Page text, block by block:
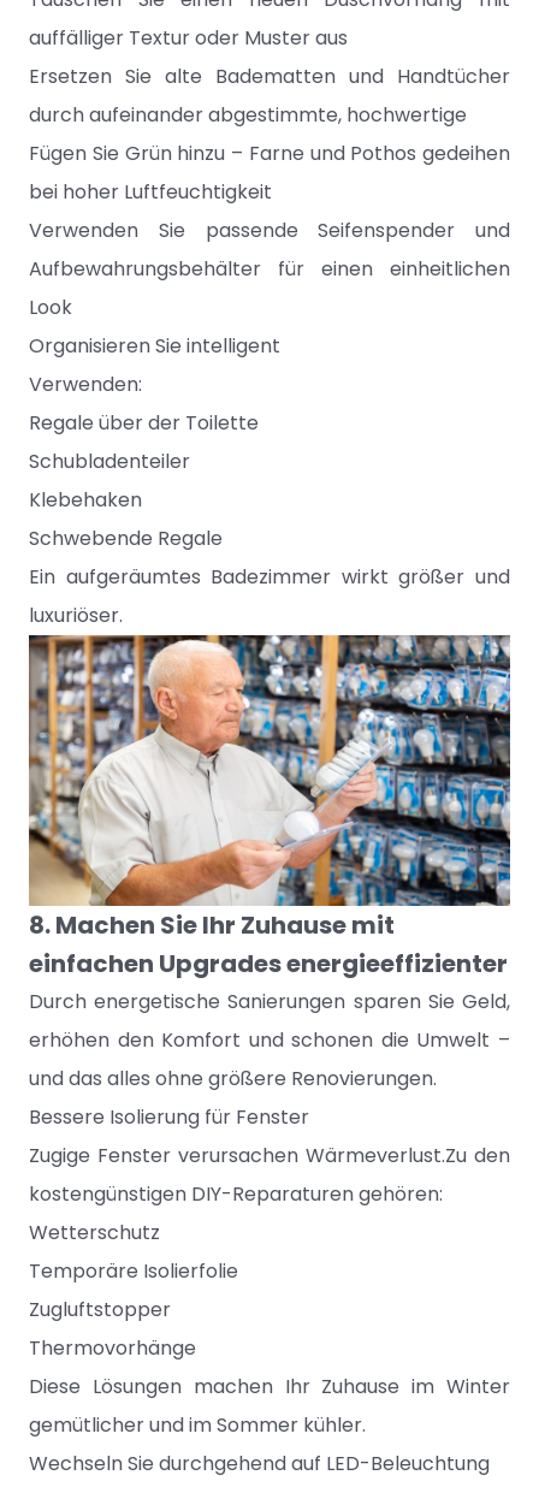
auffälliger Textur oder Muster aus
Ersetzen Sie alte Badematten und Handtücher
durch aufeinander abgestimmte, hochwertige
Fügen Sie Grün hinzu – Farne und Pothos gedeihen
bei hoher Luftfeuchtigkeit
Verwenden Sie passende Seifenspender und
Aufbewahrungsbehälter für einen einheitlichen
Look
Organisieren Sie intelligent
Verwenden:
Regale über der Toilette
Schubladenteiler
Klebehaken
Schwebende Regale
Ein aufgeräumtes Badezimmer wirkt größer und
luxuriöser.
8. Machen Sie Ihr Zuhause mit
einfachen Upgrades energieeffizienter
Durch energetische Sanierungen sparen Sie Geld,
erhöhen den Komfort und schonen die Umwelt –
und das alles ohne größere Renovierungen.
Bessere Isolierung für Fenster
Zugige Fenster verursachen Wärmeverlust.Zu den
kostengünstigen DIY-Reparaturen gehören:
Wetterschutz
Temporäre Isolierfolie
Zugluftstopper
Thermovorhänge
Diese Lösungen machen Ihr Zuhause im Winter
gemütlicher und im Sommer kühler.
Wechseln Sie durchgehend auf LED-Beleuchtung